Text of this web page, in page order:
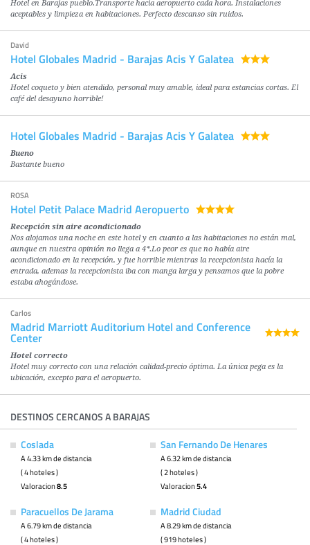
Hotel en Barajas pueblo.Transporte hacia aeropuerto cada hora. Instalaciones
aceptables y limpieza en habitaciones. Perfecto descanso sin ruidos.
David
Hotel Globales Madrid - Barajas Acis Y Galatea
Acis
Hotel coqueto y bien atendido, personal muy amable, ideal para estancias cortas. El
café del desayuno horrible!
Hotel Globales Madrid - Barajas Acis Y Galatea
Bueno
Bastante bueno
ROSA
Hotel Petit Palace Madrid Aeropuerto
Recepción sin aire acondicionado
Nos alojamos una noche en este hotel y en cuanto a las habitaciones no están mal,
aunque en nuestra opinión no llega a 4*.Lo peor es que no había aire
acondicionado en la recepción, y fue horrible mientras la recepcionista hacía la
entrada, ademas la recepcionista iba con manga larga y pensamos que la pobre
estaba ahogándose.
Carlos
Madrid Marriott Auditorium Hotel and Conference
Center
Hotel correcto
Hotel muy correcto con una relación calidad-precio óptima. La única pega es la
ubicación, excepto para el aeropuerto.
DESTINOS CERCANOS A BARAJAS
Coslada
A 4.33 km de distancia
( 4 hoteles )
Valoracion8.5
San Fernando De Henares
A 6.32 km de distancia
( 2 hoteles )
Valoracion5.4
Paracuellos De Jarama
A 6.79 km de distancia
( 4 hoteles )
Madrid Ciudad
A 8.29 km de distancia
( 919 hoteles )